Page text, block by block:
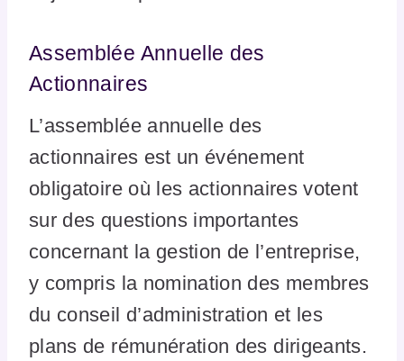
Assemblée Annuelle des
Actionnaires
L’assemblée annuelle des
actionnaires est un événement
obligatoire où les actionnaires votent
sur des questions importantes
concernant la gestion de l’entreprise,
y compris la nomination des membres
du conseil d’administration et les
plans de rémunération des dirigeants.